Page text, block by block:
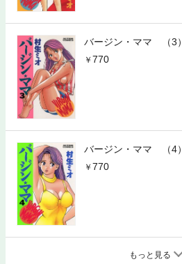
バージン・ママ （3）
770
バージン・ママ （4）
770
もっと見る